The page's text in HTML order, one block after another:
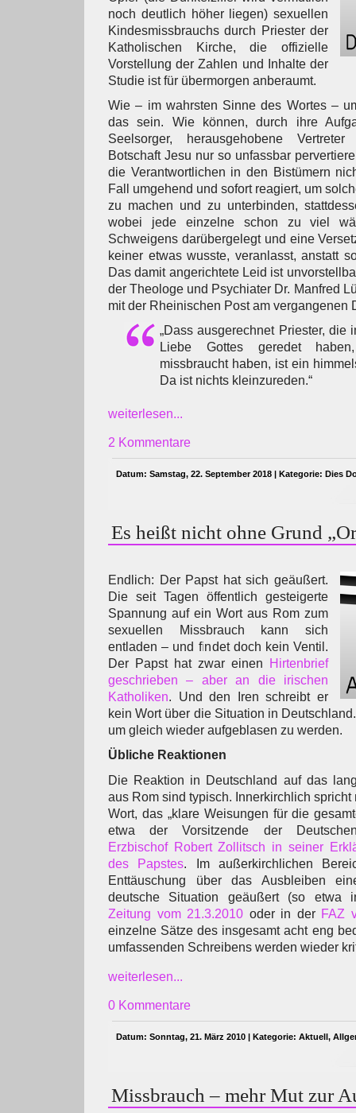
noch deutlich höher liegen) sexuellen
Kindesmissbrauchs durch Priester der
Katholischen Kirche, die offizielle
Vorstellung der Zahlen und Inhalte der
Studie ist für übermorgen anberaumt.
Wie – im wahrsten Sinne des Wortes –
das sein. Wie können, durch ihre
Seelsorger, herausgehobene
Botschaft Jesu nur so unfassbar
die Verantwortlichen in den Bistümern
Fall umgehend und sofort reagiert, um
zu machen und zu unterbinden,
wobei jede einzelne schon zu viel
Schweigens darübergelegt und eine
keiner etwas wusste, veranlasst, anstatt
Das damit angerichtete Leid ist
der Theologe und Psychiater Dr. Manfred
mit der Rheinischen Post am vergangenen
„Dass ausgerechnet Priester, die
Liebe Gottes geredet
missbraucht haben, ist ein
Da ist nichts kleinzureden.“
weiterlesen...
2 Kommentare
Datum: Samstag, 22. September 2018 | Kategorie: Dies
Es heißt nicht ohne Grund
Endlich: Der Papst hat sich geäußert.
Die seit Tagen öffentlich gesteigerte
Spannung auf ein Wort aus Rom zum
sexuellen Missbrauch kann sich
entladen – und findet doch kein Ventil.
Der Papst hat zwar einen
Hirtenbrief
geschrieben – aber an die irischen
Katholiken. Und den Iren schreibt er
kein Wort über die Situation in
um gleich wieder aufgeblasen zu werden.
Übliche Reaktionen
Die Reaktion in Deutschland auf das
aus Rom sind typisch. Innerkirchlich
Wort, das „klare Weisungen für die
etwa der Vorsitzende der Deutschen
Erzbischof Robert Zollitsch in seiner
des Papstes. Im außerkirchlichen
Enttäuschung über das Ausbleiben
deutsche Situation geäußert (so
Zeitung vom 21.3.2010 oder in der FAZ
einzelne Sätze des insgesamt acht eng
umfassenden Schreibens werden wieder
weiterlesen...
0 Kommentare
Datum: Sonntag, 21. März 2010 | Kategorie: Aktuell,
Missbrauch – mehr Mut zur